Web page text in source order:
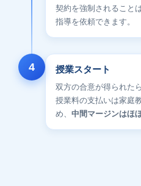
契約を強制されること
指導を依頼できます。
4 授業スタート
双方の合意が得られた
授業料の支払いは家庭
め、 中間マージンはほ